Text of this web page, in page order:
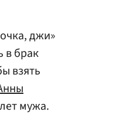
джи»
в брак
взять
мужа.